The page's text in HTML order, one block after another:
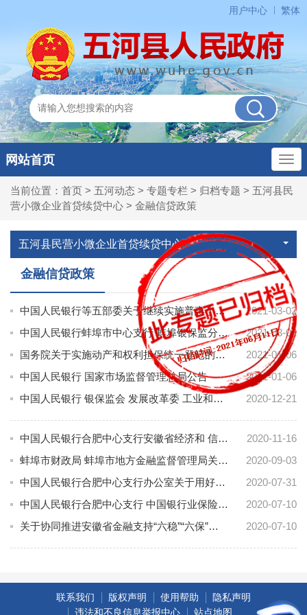
用户中心 繁体
网站首页
当前位置： 首页 > 五河动态 > 专题专栏 > 归档专题 > 五河县民
营小微企业首贷续贷中心 > 金融信贷政策
五河县民营小微企业首贷续贷中心
金融信贷政策
2021-03-02
中国人民银行等五部委关于继续实施普惠小微企业贷款延期还本付息政策和普惠小微企业信用贷款支持政策有关事宜...
2021-03-02
中国人民银行蚌埠市中心支行 蚌埠银保监分局 市财政局 市发展改革委 市经济和信息化局转发《中国人民银行等五...
2021-01-06
国务院关于实施动产和权利担保统一登记的决定
2021-01-06
中国人民银行 国家市场监督管理总局公告
2020-12-21
中国人民银行 银保监会 发展改革委 工业和信息化部 财政部 市场监管总局 证监会 外汇局关于进一步强化中小微...
2020-11-16
中国人民银行合肥中心支行安徽省经济和 信息化厅安徽省司法厅安徽省商务厅安徽省 国有资产监督管理委员会安徽...
2020-09-03
蚌埠市财政局 蚌埠市地方金融监督管理局关于印发《蚌埠市地方金融监督管理局政府购买服务指导性目录》的通知
2020-07-31
中国人民银行合肥中心支行办公室关于用好用活各项支持政策进一步深化制造业企业金融服务的通知
2020-07-10
中国人民银行合肥中心支行 中国银行业保险监督管理委员会安徽监管局 安徽省财政厅 安徽省发展和改革委员会 安...
2020-07-10
关于协同推进安徽省金融支持“六稳”“六保”工作的指导意见
联系我们 版权声明 使用帮助
隐私声明
违法和不良信息举报中心
站点地图